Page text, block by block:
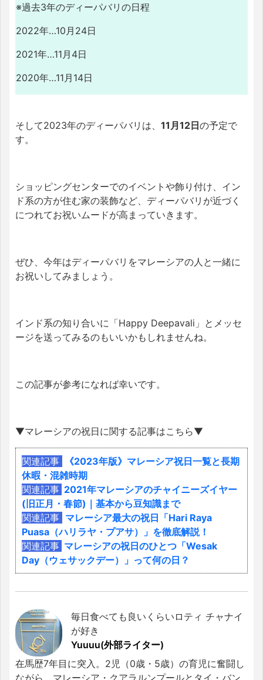
※過去3年のディーパバリの日程
2022年…10月24日
2021年…11月4日
2020年…11月14日
そして2023年のディーパバリは、 11月12日の予定で
す。
ショッピングセンターでのイベントや飾り付け、イン
ド系の方が住む家の装飾など、ディーパバリが近づく
につれてお祝いムードが高まっていきます。
ぜひ、今年はディーパバリをマレーシアの人と一緒に
お祝いしてみましょう。
インド系の知り合いに「Happy Deepavali」とメッセ
ージを送ってみるのもいいかもしれませんね。
この記事が参考になれば幸いです。
▼マレーシアの祝日に関する記事はこちら▼
関連記事
《2023年版》マレーシア祝日一覧と長期
休暇・混雑時期
関連記事 2021年マレーシアのチャイニーズイヤー
(旧正月・春節)｜基本から豆知識まで
関連記事 マレーシア最大の祝日「Hari Raya
Puasa（ハリラヤ・プアサ）」を徹底解説！
関連記事 マレーシアの祝日のひとつ「Wesak
Day（ウェサックデー）」って何の日？
毎日食べても良いくらいロティ チャナイ
が好き
Yuuuu(外部ライター)
在馬歴7年目に突入。2児（0歳・5歳）の育児に奮闘し
ながら、マレーシア・クアラルンプールとタイ・バン